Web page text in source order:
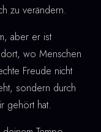
zu verändern.
aber er ist
wo Menschen
Freude nicht
sondern durch
gehört hat.